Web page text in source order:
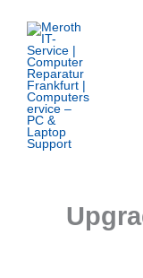
Inhalt
springen